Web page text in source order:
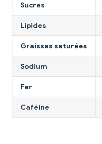
Sucres
Lipides
Graisses saturées
Sodium
Fer
Caféine